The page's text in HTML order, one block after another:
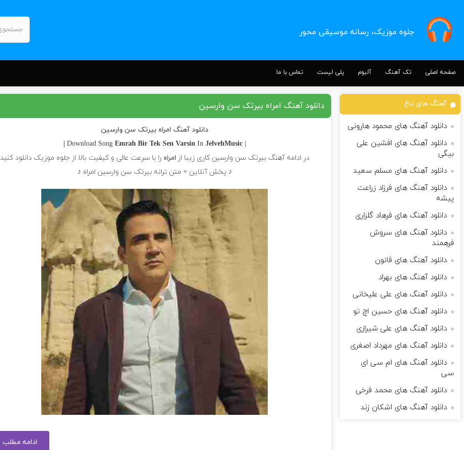
جلوه موزیک، رسانه موسیقی محور
صفحه اصلی تک آهنگ آلبوم پلی لیست تماس با ما
دانلود آهنگ امراه بیرتک سن وارسین
دانلود آهنگ امراه بیرتک سن وارسین
| Download Song
Emrah Bir Tek Sen VarsinIn JelvehMusic |
در ادامه آهنگ بیرتک سن وارسین کاری زیبا از امراه را با سرعت عالی و کیفیت بالا از جلوه موزیک دانلود کنید
♪ پخش آنلاین + متن ترانه بیرتک سن وارسین امراه ♪
ادامه مطلب
آهنگ های داغ
دانلود آهنگ های محمود هارونی
دانلود آهنگ های افشین علی
بیگی
دانلود آهنگ های مسلم سعید
دانلود آهنگ های فرزاد زراعت
پیشه
دانلود آهنگ های فرهاد گلزاری
دانلود آهنگ های سروش
فرهمند
دانلود آهنگ های قانون
دانلود آهنگ های بهراد
دانلود آهنگ های علی علیخانی
دانلود آهنگ های حسین اچ تو
دانلود آهنگ های علی شیرازی
دانلود آهنگ های مهرداد اصغری
دانلود آهنگ های ام سی ای
سی
دانلود آهنگ های محمد فرخی
دانلود آهنگ های اشکان زند